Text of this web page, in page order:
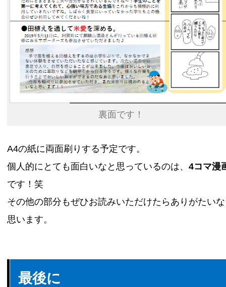
裏面です！
A4の紙に両面刷りする予定です。
個人的にとても面白いなと思っているのは、4コマ漫
です！笑
その他の部分もぜひお読みいただけたらありがたい
思います。
最後に